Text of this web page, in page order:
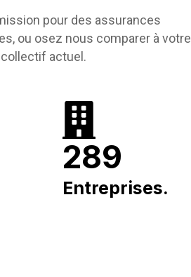
pour des assurances
ou osez nous comparer à votre
actuel.
289
Entreprises.